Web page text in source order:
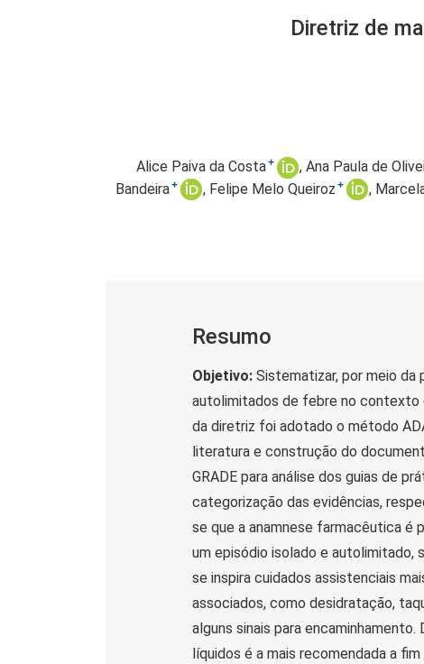
Diretriz de
Alice Paiva da Costa+ Ana Paula de
Bandeira+ Felipe Melo Queiroz +
Resumo
Objetivo: Sistematizar, por meio da
autolimitados de febre no contexto
da diretriz foi adotado o método
literatura e construção do
GRADE para análise dos guias de
categorização das evidências,
se que a anamnese farmacêutica é
um episódio isolado e autolimitado,
se inspira cuidados assistenciais
associados, como desidratação,
alguns sinais para
líquidos é a mais recomendada a